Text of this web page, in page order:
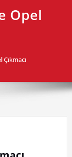
Opel